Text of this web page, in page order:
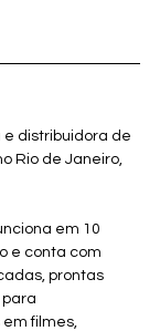
e distribuidora de
Rio de Janeiro,
em 10
e conta com
prontas
filmes,